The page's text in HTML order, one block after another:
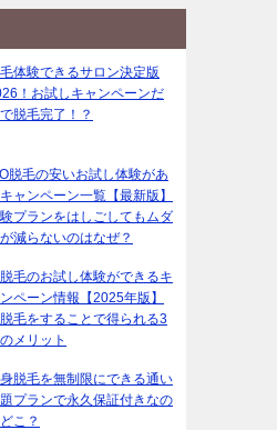
体験できるサロン決定版
！お試しキャンペーンだ
脱毛完了！？
脱毛の安いお試し体験があ
ャンペーン一覧【最新版】
プランをはしごしてもムダ
減らないのはなぜ？
毛のお試し体験ができるキ
ペーン情報【2025年版】
毛をすることで得られる3
メリット
脱毛を無制限にできる通い
プランで永久保証付きなの
こ？